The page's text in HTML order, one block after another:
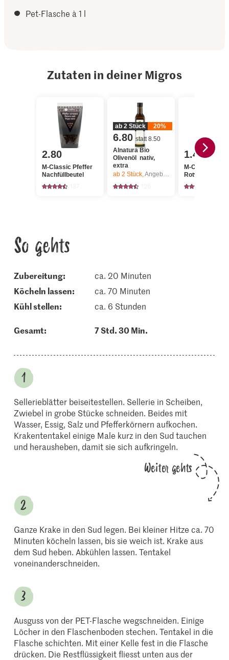
Pet-Flasche à 1 l
Zutaten in deiner Migros
2.80
M-Classic Pfeffer
Nachfüllbeutel
ab 2 Stück 20%
6.80 statt 8.50
Alnatura Bio
Olivenöl nativ,
extra
ab 2 Stück,Angebot gilt nur vom 6.8. bis 12.8.2026, solange Vorrat.
1.40
M-Classic
Rotweinessig
So gehts
Zubereitung:
ca. 20 Minuten
köcheln lassen:
ca. 70 Minuten
kühl stellen:
ca. 6 Stunden
Gesamt: 7 Std. 30 Min.
Sellerieblätter beiseitestellen. Sellerie in Scheiben,
Zwiebel in grobe Stücke schneiden. Beides mit
Wasser, Essig, Salz und Pfefferkörnern aufkochen.
Krakententakel einige Male kurz in den Sud tauchen
und herausheben, damit sie sich aufkringeln.
Weiter gehts
Ganze Krake in den Sud legen. Bei kleiner Hitze ca. 70
Minuten köcheln lassen, bis sie weich ist. Krake aus
dem Sud heben. Abkühlen lassen. Tentakel
voneinanderschneiden.
Ausguss von der PET-Flasche wegschneiden. Einige
Löcher in den Flaschenboden stechen. Tentakel in die
Flasche schichten. Mit einer Kelle fest in die Flasche
drücken. Die Restflüssigkeit fliesst unten aus der